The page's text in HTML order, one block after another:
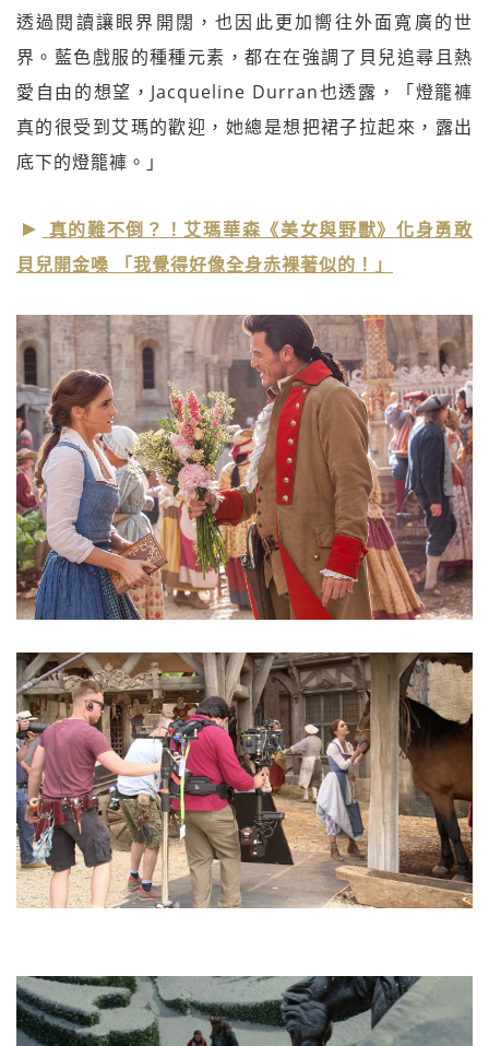
透過閱讀讓眼界開闊，也因此更加嚮往外面寬廣的世
界。藍色戲服的種種元素，都在在強調了貝兒追尋且熱
愛自由的想望，Jacqueline Durran也透露，「燈籠褲
真的很受到艾瑪的歡迎，她總是想把裙子拉起來，露出
底下的燈籠褲。」
真的難不倒？！艾瑪華森《美女與野獸》化身勇敢
貝兒開金嗓 「我覺得好像全身赤裸著似的！」